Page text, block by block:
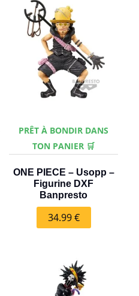
PRÊT À BONDIR DANS
TON PANIER 🛒
ONE PIECE – Usopp –
Figurine DXF
Banpresto
34.99€